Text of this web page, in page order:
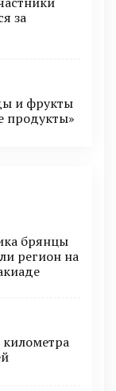
за
и фрукты
продукты»
брянцы
регион на
километра